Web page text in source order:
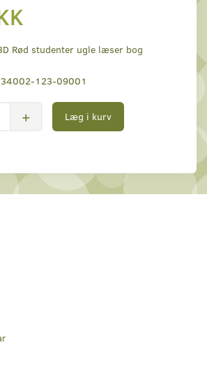
Rød studenter ugle læser bog
34002-123-09001
Læg i kurv